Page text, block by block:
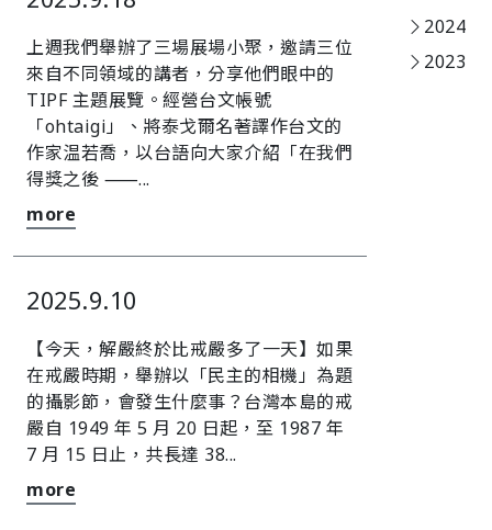
上週我們舉辦了三場展場小聚，邀請三位
來自不同領域的講者，分享他們眼中的
TIPF 主題展覽。經營台文帳號
「ohtaigi」、將泰戈爾名著譯作台文的
作家温若喬，以台語向大家介紹「在我們
得獎之後 ⸺...
more
2025.9.10
【今天，解嚴終於比戒嚴多了一天】如果
在戒嚴時期，舉辦以「民主的相機」為題
的攝影節，會發生什麼事？台灣本島的戒
嚴自 1949 年 5 月 20 日起，至 1987 年
7 月 15 日止，共長達 38...
more
2024
2023